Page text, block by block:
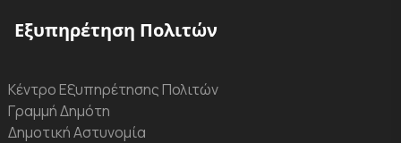
Εξυπηρέτηση Πολιτών
Κέντρο Εξυπηρέτησης Πολιτών
Γραμμή Δημότη
Δημοτική Αστυνομία